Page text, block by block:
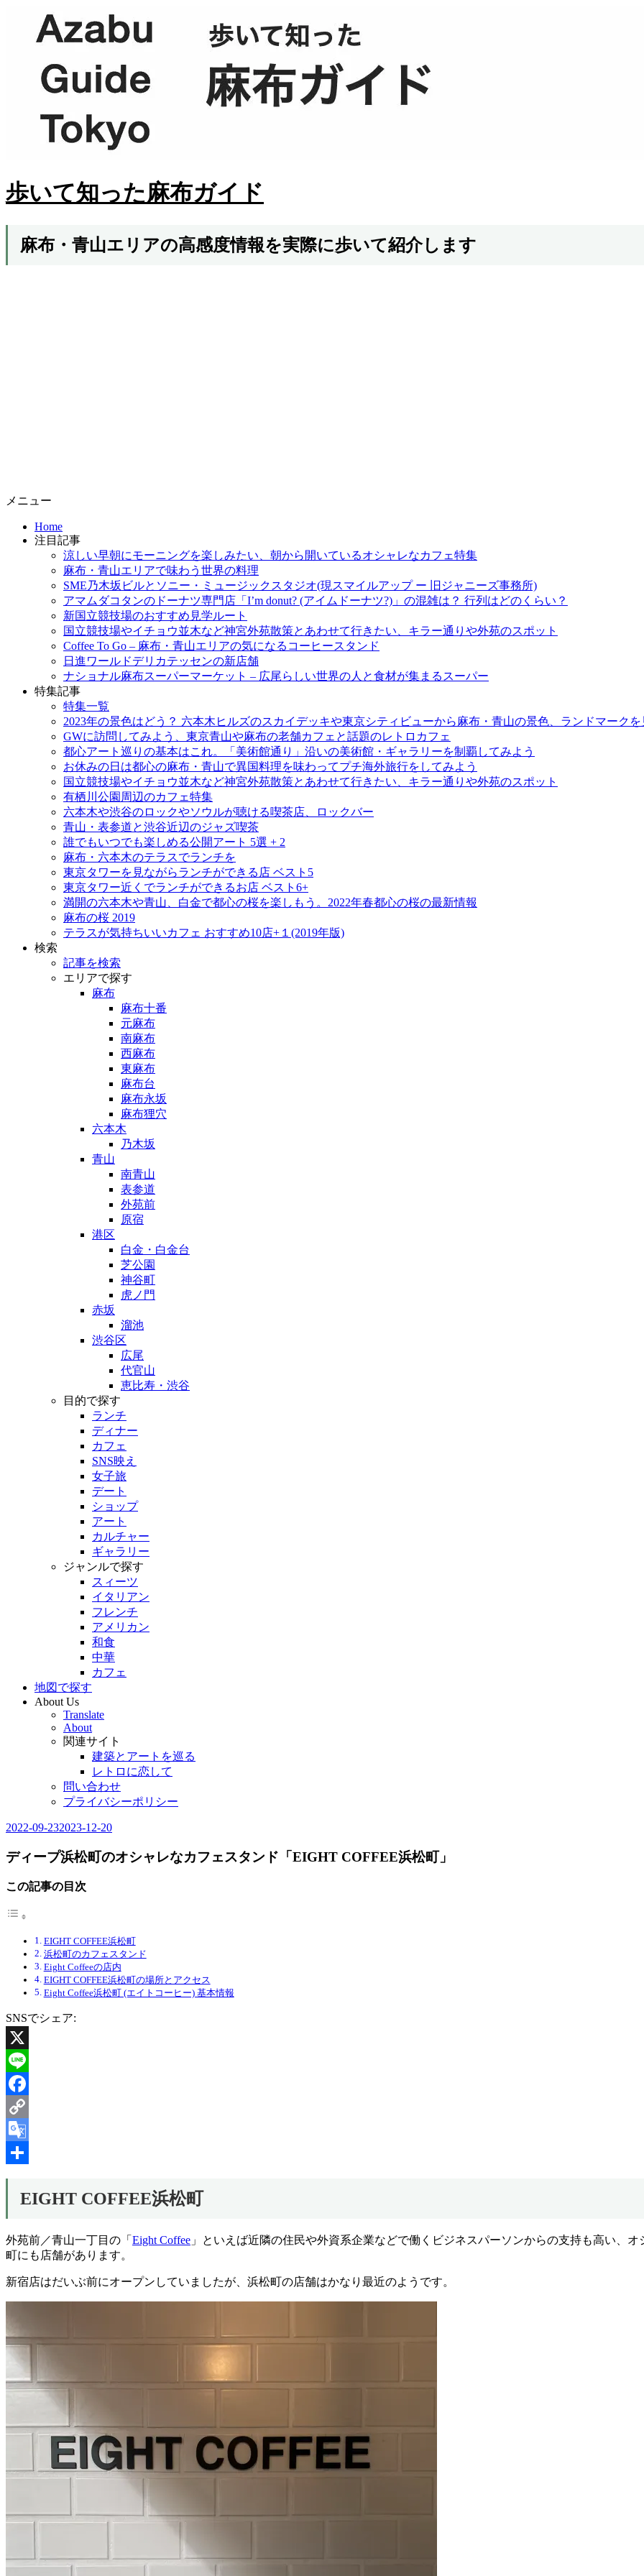
歩いて知った麻布ガイド
麻布・青山エリアの高感度情報を実際に歩いて紹介します
メニュー
テ
ン
ツ
へ
ス
キ
ッ
プ
Home
注目記事
涼しい早朝にモーニングを楽しみたい、朝から開いているオシャレなカフェ特集
麻布・青山エリアで味わう世界の料理
SME乃木坂ビルとソニー・ミュージックスタジオ(現スマイルアップ ー 旧ジャニーズ事務所)
アマムダコタンのドーナツ専門店「I’m donut? (アイムドーナツ?)」の混雑は？ 行列はどのくらい？
新国立競技場のおすすめ見学ルート
国立競技場やイチョウ並木など神宮外苑散策とあわせて行きたい、キラー通りや外苑のスポット
Coffee To Go – 麻布・青山エリアの気になるコーヒースタンド
日進ワールドデリカテッセンの新店舗
ナショナル麻布スーパーマーケット – 広尾らしい世界の人と食材が集まるスーパー
特集記事
特集一覧
2023年の景色はどう？ 六本木ヒルズのスカイデッキや東京シティビューから麻布・青山の景色、ランドマークを
GWに訪問してみよう、東京青山や麻布の老舗カフェと話題のレトロカフェ
都心アート巡りの基本はこれ。「美術館通り」沿いの美術館・ギャラリーを制覇してみよう
お休みの日は都心の麻布・青山で異国料理を味わってプチ海外旅行をしてみよう
国立競技場やイチョウ並木など神宮外苑散策とあわせて行きたい、キラー通りや外苑のスポット
有栖川公園周辺のカフェ特集
六本木や渋谷のロックやソウルが聴ける喫茶店、ロックバー
青山・表参道と渋谷近辺のジャズ喫茶
誰でもいつでも楽しめる公開アート 5選 + 2
麻布・六本木のテラスでランチを
東京タワーを見ながらランチができる店 ベスト5
東京タワー近くでランチができるお店 ベスト6+
満開の六本木や青山、白金で都心の桜を楽しもう。2022年春都心の桜の最新情報
麻布の桜 2019
テラスが気持ちいいカフェ おすすめ10店+１(2019年版)
検索
記事を検索
エリアで探す
麻布
麻布十番
元麻布
南麻布
西麻布
東麻布
麻布台
麻布永坂
麻布狸穴
六本木
乃木坂
青山
南青山
表参道
外苑前
原宿
港区
白金・白金台
芝公園
神谷町
虎ノ門
赤坂
溜池
渋谷区
広尾
代官山
恵比寿・渋谷
目的で探す
ランチ
ディナー
カフェ
SNS映え
女子旅
デート
ショップ
アート
カルチャー
ギャラリー
ジャンルで探す
スィーツ
イタリアン
フレンチ
アメリカン
和食
中華
カフェ
地図で探す
About Us
Translate
About
関連サイト
建築とアートを巡る
レトロに恋して
問い合わせ
プライバシーポリシー
2022-09-232023-12-20
Chief
ディープ浜松町のオシャレなカフェスタンド「EIGHT COFFEE浜松町」
この記事の目次
EIGHT COFFEE浜松町
浜松町のカフェスタンド
Eight Coffeeの店内
EIGHT COFFEE浜松町の場所とアクセス
Eight Coffee浜松町 (エイトコーヒー) 基本情報
SNSでシェア:
X
Line
Facebook
Copy
Link
Google
EIGHT COFFEE浜松町
外苑前／青山一丁目の「 Eight Coffee 」といえば近隣の住民や外資系企業などで働くビジネスパーソンからの支持も高い、
町にも店舗があります。
新宿店はだいぶ前にオープンしていましたが、浜松町の店舗はかなり最近のようです。